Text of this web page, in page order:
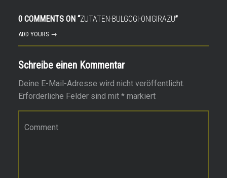
0 COMMENTS ON “ZUTATEN-BULGOGI-ONIGIRAZU”
ADD YOURS →
Schreibe einen Kommentar
Deine E-Mail-Adresse wird nicht veröffentlicht.
Erforderliche Felder sind mit *markiert